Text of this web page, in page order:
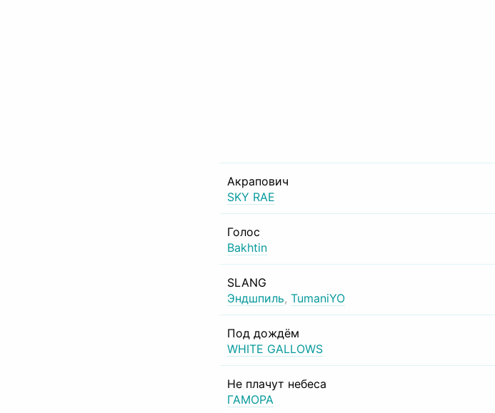
Акрапович
SKY RAE
Голос
Bakhtin
SLANG
Эндшпиль, TumaniYO
Под дождём
WHITE GALLOWS
Не плачут небеса
ГАМОРА